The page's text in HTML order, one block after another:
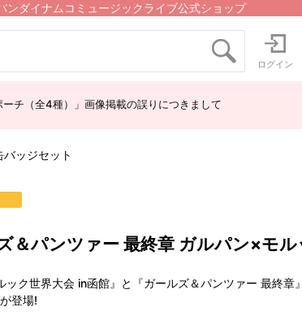
ンダイナムコミュージックライブ公式ショップ
ログイン
チ（全4種）」画像掲載の誤りにつきまして
ッジセット
＆パンツァー 最終章 ガルパン×モ
ック世界大会 in函館』と『ガールズ＆パンツァー 最終
登場!